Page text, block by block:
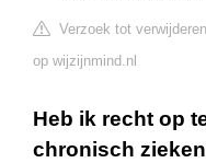
Verzoek tot
op wijzijnmind.nl
Heb ik recht op
chronisch